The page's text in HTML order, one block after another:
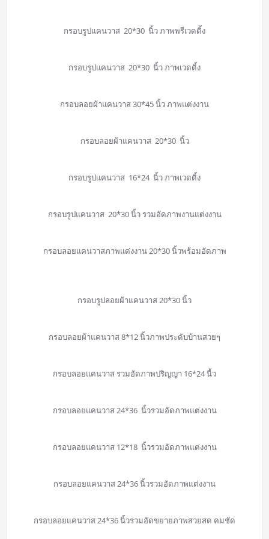
กรอบรูปแคนวาส 20*30 นิ้ว ภาพพรีเวดดิ้ง
กรอบรูปแคนวาส 20*30 นิ้ว ภาพเวดดิ้ง
กรอบลอยผ้าแคนวาส 30*45 นิ้ว ภาพแต่งงาน
กรอบลอยผ้าแคนวาส 20*30 นิ้ว
กรอบรูปแคนวาส 16*24 นิ้ว ภาพเวดดิ้ง
กรอบรูปแคนวาส 20*30 นิ้ว รวมอัดภาพงานแต่งงาน
กรอบลอยแคนวาสภาพแต่งงาน 20*30 นิ้วพร้อมอัดภาพ
กรอบรูปลอยผ้าแคนวาส 20*30 นิ้ว
กรอบลอยผ้าแคนวาส 8*12 นิ้วภาพประดับบ้านสวยๆ
กรอบลอยแคนวาส รวมอัดภาพปริญญา 16*24 นื้ว
กรอบลอยแคนวาส 24*36 นิ้วรวมอัดภาพแต่งงาน
กรอบลอยแคนวาส 12*18 นิ้วรวมอัดภาพแต่งงาน
กรอบลอยแคนวาส 24*36 นิ้วรวมอัดภาพแต่งงาน
กรอบลอยแคนวาส 24*36 นิ้วรวมอัดขยายภาพสวยสด คมชัด